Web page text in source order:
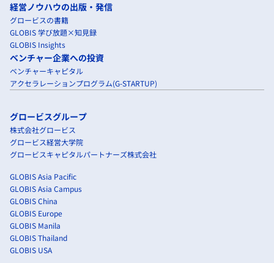
経営ノウハウの出版・発信
グロービスの書籍
GLOBIS 学び放題×知見録
GLOBIS Insights
ベンチャー企業への投資
ベンチャーキャピタル
アクセラレーションプログラム(G-STARTUP)
グロービスグループ
株式会社グロービス
グロービス経営大学院
グロービスキャピタルパートナーズ株式会社
GLOBIS Asia Pacific
GLOBIS Asia Campus
GLOBIS China
GLOBIS Europe
GLOBIS Manila
GLOBIS Thailand
GLOBIS USA